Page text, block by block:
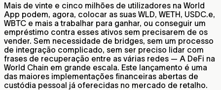
Mais de vinte e cinco milhões de utilizadores na World
App podem, agora, colocar as suas WLD, WETH, USDC.e,
WBTC e mais a trabalhar para ganhar, ou conseguir um
empréstimo contra esses ativos sem precisarem de os
vender. Sem necessidade de bridges, sem um processo
de integração complicado, sem ser preciso lidar com
frases de recuperação entre as várias redes — A DeFi na
World Chain em grande escala. Este lançamento é uma
das maiores implementações financeiras abertas de
custódia pessoal já oferecidas no mercado de retalho.